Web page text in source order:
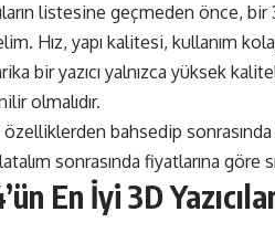
listesine geçmeden önce,
Hız, yapı kalitesi, kullanım
bir yazıcı yalnızca yüksek
olmalıdır.
bahsedip
sonrasında fiyatlarına göre
En İyi 3D